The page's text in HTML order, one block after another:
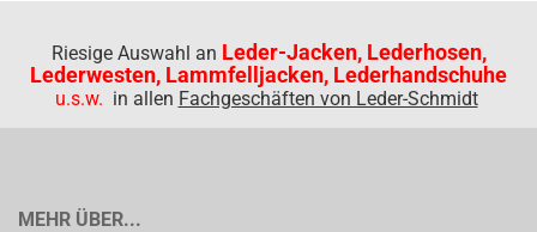
Riesige Auswahl an Leder-Jacken, Lederhosen,
Lederwesten, Lammfelljacken, Lederhandschuhe
u.s.w. in allen Fachgeschäften von Leder-Schmidt
MEHR ÜBER...